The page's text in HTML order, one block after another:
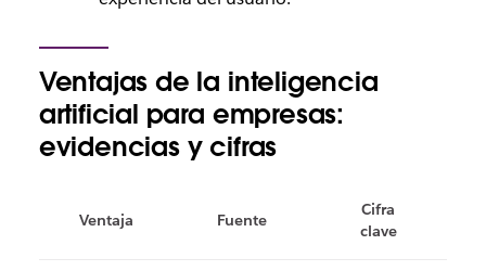
Ventajas de la inteligencia
artificial para empresas:
evidencias y cifras
Ventaja Fuente
Cifra
clave